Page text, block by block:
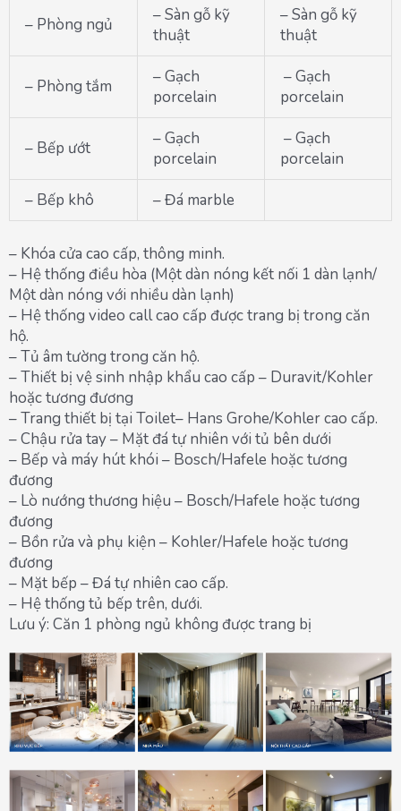
– Phòng ngủ
– Sàn gỗ kỹ
thuật
– Sàn gỗ kỹ
thuật
– Phòng tắm
– Gạch
porcelain
– Gạch
porcelain
– Bếp ướt
– Gạch
porcelain
– Gạch
porcelain
– Bếp khô
– Đá marble
– Khóa cửa cao cấp, thông minh.
– Hệ thống điều hòa (Một dàn nóng kết nối 1 dàn lạnh/
Một dàn nóng với nhiều dàn lạnh)
– Hệ thống video call cao cấp được trang bị trong căn
hộ.
– Tủ âm tường trong căn hộ.
– Thiết bị vệ sinh nhập khẩu cao cấp – Duravit/Kohler
hoặc tương đương
– Trang thiết bị tại Toilet– Hans Grohe/Kohler cao cấp.
– Chậu rửa tay – Mặt đá tự nhiên với tủ bên dưới
– Bếp và máy hút khói – Bosch/Hafele hoặc tương
đương
– Lò nướng thương hiệu – Bosch/Hafele hoặc tương
đương
– Bồn rửa và phụ kiện – Kohler/Hafele hoặc tương
đương
– Mặt bếp – Đá tự nhiên cao cấp.
– Hệ thống tủ bếp trên, dưới.
Lưu ý: Căn 1 phòng ngủ không được trang bị